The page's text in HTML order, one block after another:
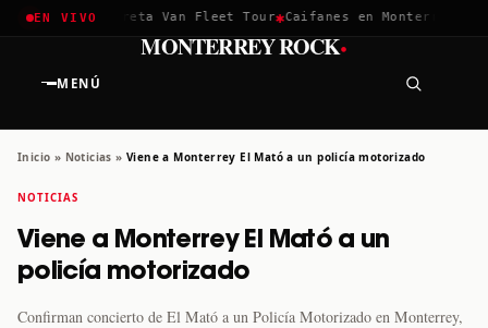
EN VIVO
2026✱Greta Van Fleet Tour✱Caifanes en Monterrey · 12
MENÚ
MONTERREY ROCK·
Inicio » Noticias » Viene a Monterrey El Mató a un policía motorizado
NOTICIAS
Viene a Monterrey El Mató a un
policía motorizado
Confirman concierto de El Mató a un Policía Motorizado en Monterrey,